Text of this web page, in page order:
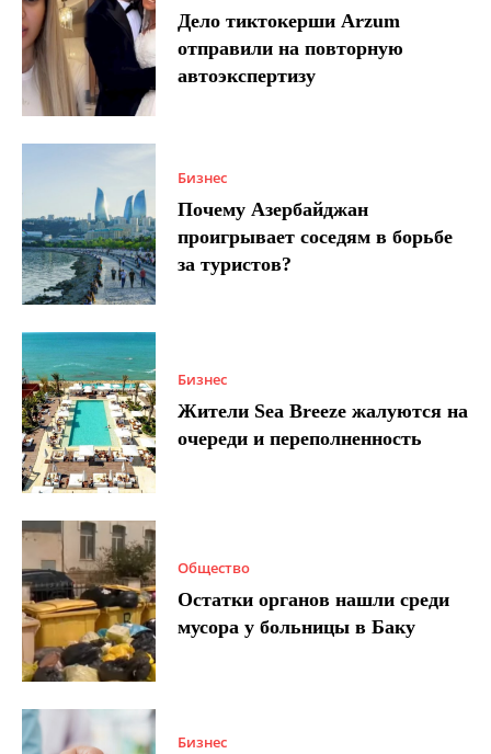
Дело тиктокерши Arzum
отправили на повторную
автоэкспертизу
Бизнес
Почему Азербайджан
проигрывает соседям в борьбе
за туристов?
Бизнес
Жители Sea Breeze жалуются на
очереди и переполненность
Общество
Остатки органов нашли среди
мусора у больницы в Баку
Бизнес